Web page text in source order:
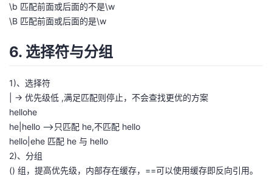
每
代
\b 匹配前面或后面的不是\w
\B 匹配前面或后面的是\w
6. 选择符与分组
1)、选择符
| → 优先级低 ,满足匹配则停止，不会查找更优的方案
hellohe
he|hello –>只匹配 he,不匹配 hello
hello|ehe 匹配 he 与 hello
2)、分组
() 组，提高优先级，内部存在缓存，==可以使用缓存即反向引用。